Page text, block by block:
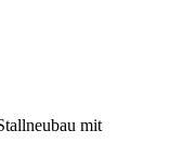
mit